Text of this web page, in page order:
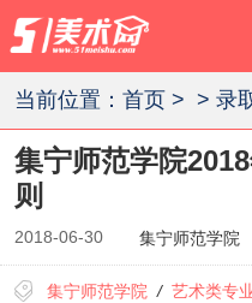
当前位置： 首页> > 录
集宁师范学院
则
2018-06-30 集宁师范学院
集宁师范学院 / 艺术类专